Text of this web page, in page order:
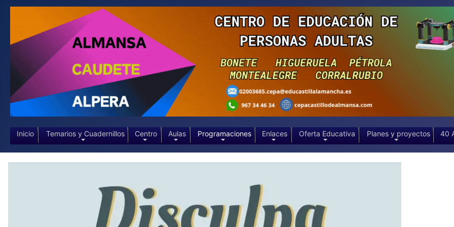
Inicio Temarios y Cuadernillos Centro Aulas Programaciones Enlaces Oferta Educativa Planes y proyectos 40